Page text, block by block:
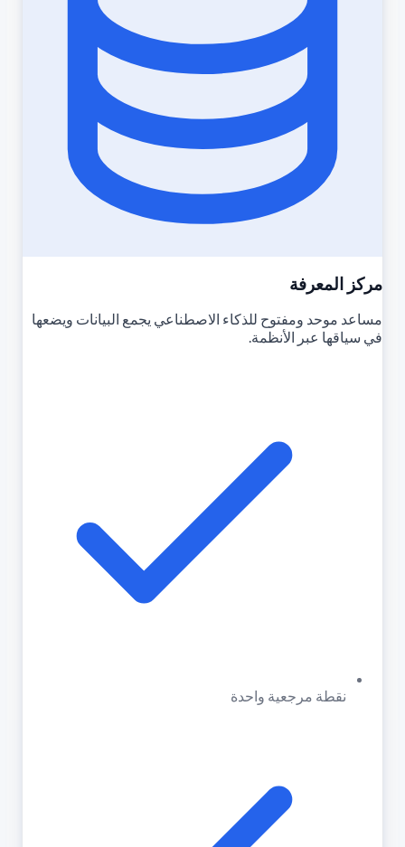
مركز المعرفة
مساعد موحد ومفتوح للذكاء الاصطناعي يجمع البيانات ويضعها
في سياقها عبر الأنظمة.
نقطة مرجعية واحدة